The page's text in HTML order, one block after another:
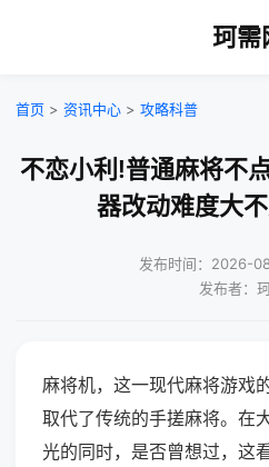
珂需
首页 > 资讯中心 > 攻略科普
不恋小利!普通麻将不
器改动难度大
发布时间：2026-
发布者：
麻将机，这一现代麻将游戏
取代了传统的手搓麻将。在
光的同时，是否曾想过，这